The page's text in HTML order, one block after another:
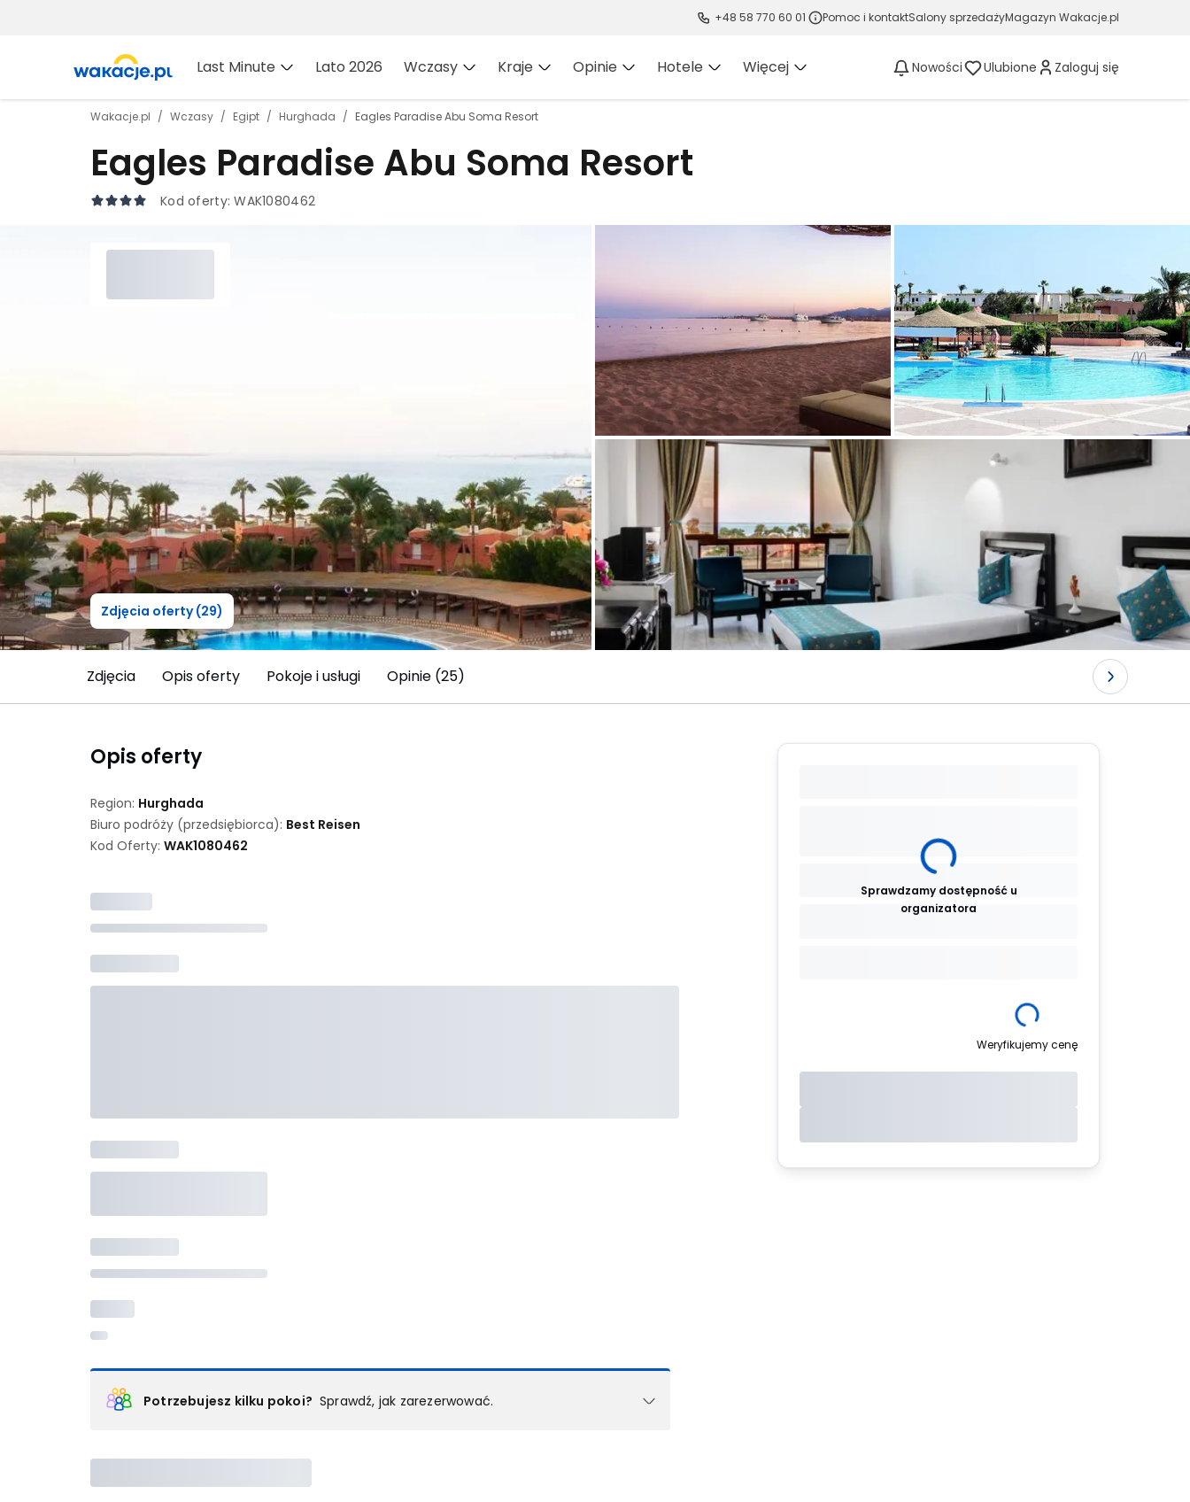
+48 58 770 60 01 Pomoc i kontaktSalony sprzedażyMagazyn Wakacje.pl
Last Minute Lato 2026 Wczasy Kraje Opinie Hotele Więcej Nowości Ulubione Zaloguj się
Wakacje.pl Wczasy Egipt Hurghada Eagles Paradise Abu Soma Resort
Eagles Paradise Abu Soma Resort
Kod oferty:WAK1080462
Zdjęcia oferty (29)
Zdjęcia Opis oferty Pokoje i usługi Opinie (25)
Opis oferty
Region: Hurghada
Biuro podróży (przedsiębiorca): Best Reisen
Kod Oferty: WAK1080462
Potrzebujesz kilku pokoi? Sprawdź, jak zarezerwować.
Wybierz jedną z ofert z listy i zarezerwuj ją. Zrób oddzielne rezerwacje dla każdego kolejnego pokoju
Sprawdzamy dostępność u
organizatora
Weryfikujemy cenę